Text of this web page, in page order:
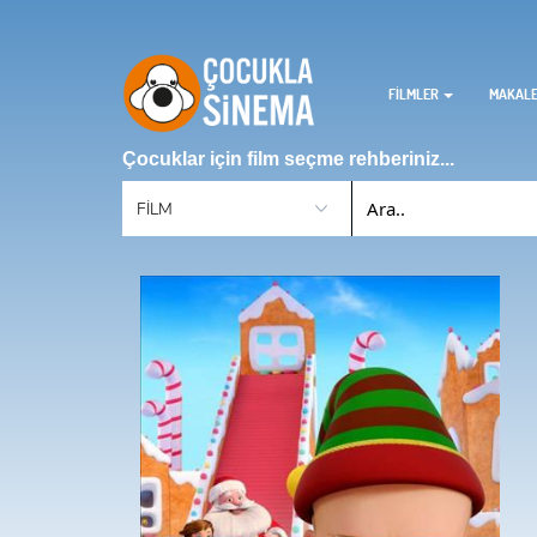
FİLMLER
Çocuklar için film seçme rehberiniz...